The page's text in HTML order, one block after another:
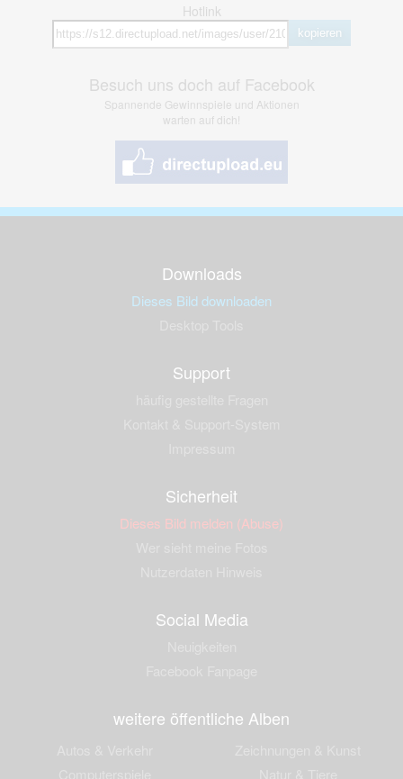
Hotlink
kopieren
Besuch uns doch auf Facebook
Spannende Gewinnspiele und Aktionen
warten auf dich!
Downloads
Dieses Bild downloaden
Support
Sicherheit
Dieses Bild melden (Abuse)
Social Media
weitere öffentliche Alben